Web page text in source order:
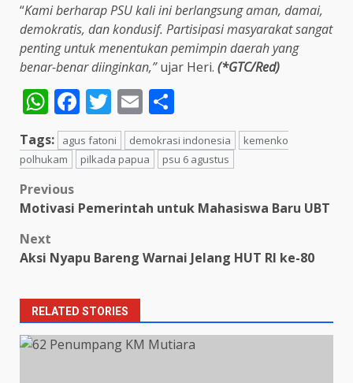
“Kami berharap PSU kali ini berlangsung aman, damai,
demokratis, dan kondusif. Partisipasi masyarakat sangat
penting untuk menentukan pemimpin daerah yang
benar-benar diinginkan,”ujar Heri. (*GTC/Red)
WhatsApp
Facebook
Twitter
Email
Tags: agus fatoni demokrasi indonesia
kemenko
polhukam
pilkada papua psu 6 agustus
Post
Previous
Motivasi Pemerintah untuk Mahasiswa Baru UBT
Next
Aksi Nyapu Bareng Warnai Jelang HUT RI ke-80
RELATED STORIES